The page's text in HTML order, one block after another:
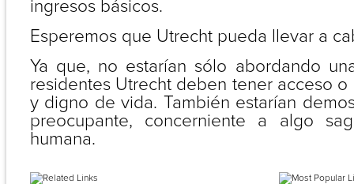
ingresos básicos.
Esperemos que Utrecht pueda llevar a
Ya que, no estarían sólo abordando
residentes Utrecht deben tener acceso
y digno de vida. También estarían
preocupante, concerniente a algo
humana.